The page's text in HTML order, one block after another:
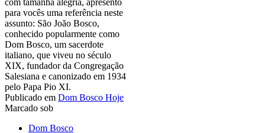
com tamanha alegria, apresento
para vocês uma referência neste
assunto: São João Bosco,
conhecido popularmente como
Dom Bosco, um sacerdote
italiano, que viveu no século
XIX, fundador da Congregação
Salesiana e canonizado em 1934
pelo Papa Pio XI.
Publicado em Dom Bosco Hoje
Marcado sob
Dom Bosco